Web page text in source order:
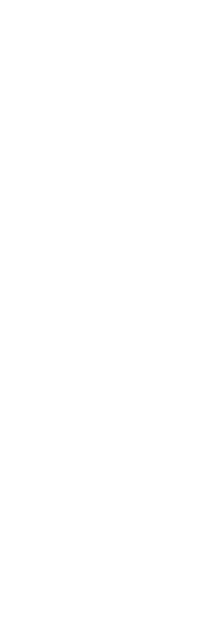
der antragsstellenden Person